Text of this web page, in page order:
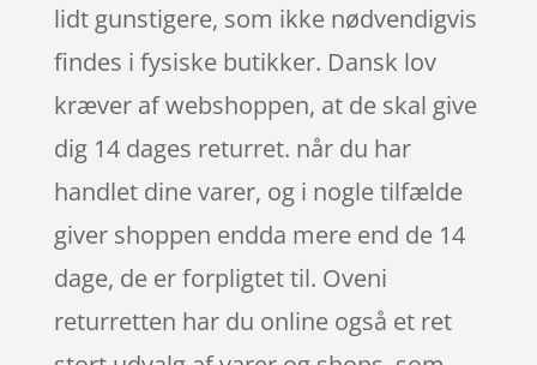
lidt gunstigere, som ikke nødvendigvis
findes i fysiske butikker. Dansk lov
kræver af webshoppen, at de skal give
dig 14 dages returret. når du har
handlet dine varer, og i nogle tilfælde
giver shoppen endda mere end de 14
dage, de er forpligtet til. Oveni
returretten har du online også et ret